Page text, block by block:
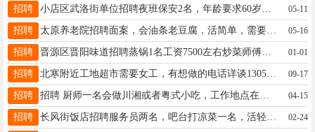
招聘 05-11
招聘 太原养老院招聘面案，会油条老豆腐，活简单，需要辅助厨师工作。五十人左右三餐。待遇五千+一千绩效。无休息，有事自己找顶班。电话13293757338 微信不同号，有意向打电话 05-16
招聘 晋源区晋阳味道招聘蒸锅1名工资7500左右炒菜师傅也可以电话13015400633李 01-01
招聘 北寒附近工地超市需要女工，有想做的电话详谈13051447268 09-17
招聘 招聘 厨师一名会做川湘或者粤式小吃，工作地点在太原亚特兰蒂斯酒吧，工资5000-10000试完菜谈工资。另招聘做员工餐的师傅一名，工资面议电话18234004101员工餐6点到2点半！小吃厨师7点到营业结束大约4点多点！ 04-15
招聘 02-24